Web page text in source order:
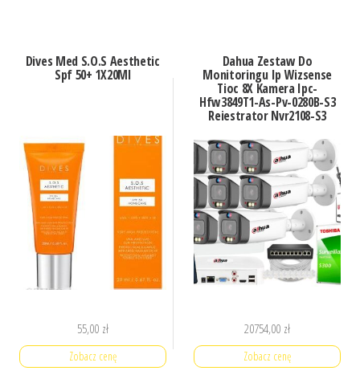
Dives Med S.O.S Aesthetic
Spf 50+ 1X20Ml
55,00 zł
Zobacz cenę
Dahua Zestaw Do
Monitoringu Ip Wizsense
Tioc 8X Kamera Ipc-
Hfw3849T1-As-Pv-0280B-S3
Rejestrator Nvr2108-S3
20754,00 zł
Zobacz cenę